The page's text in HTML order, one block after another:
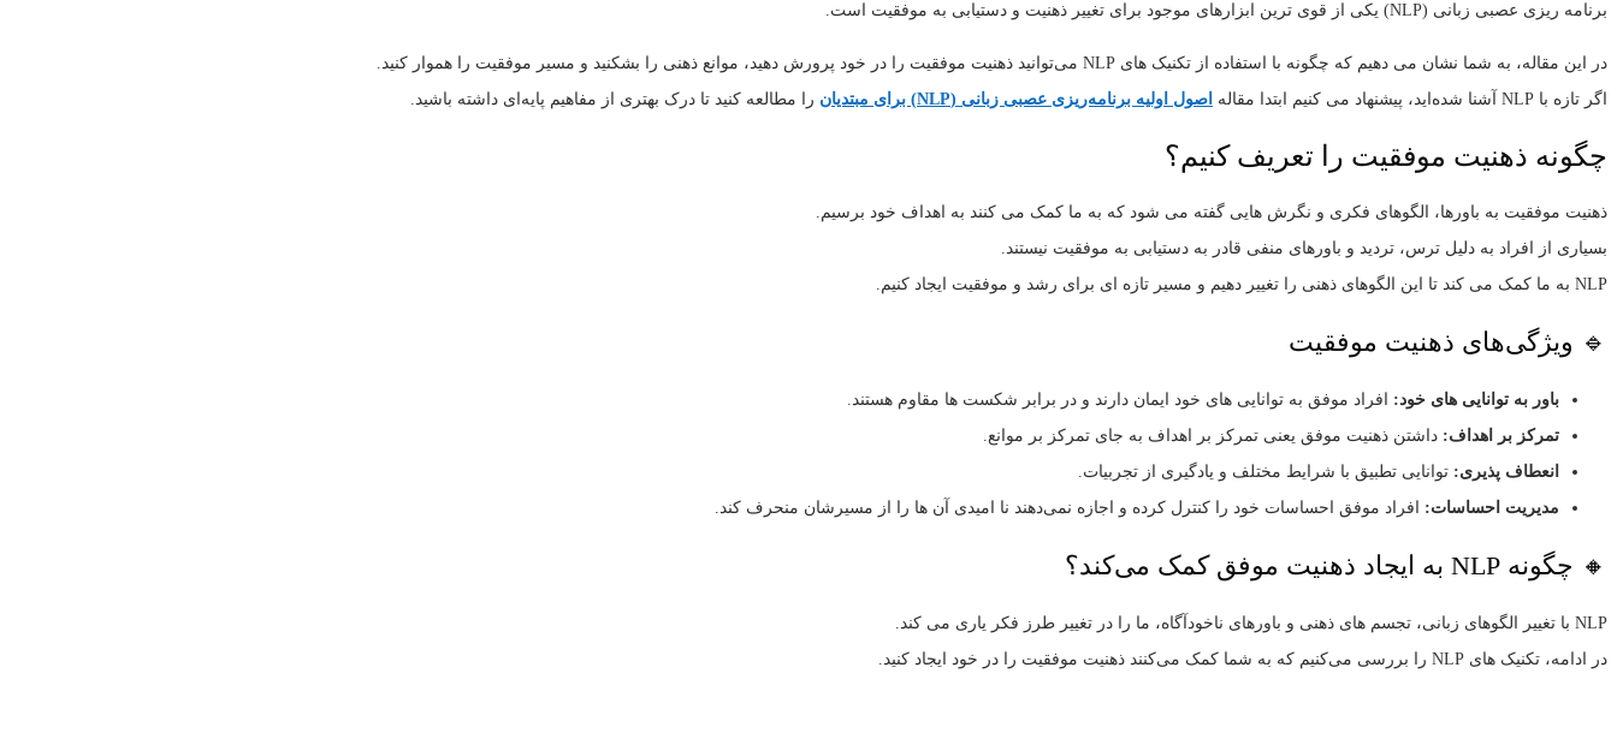
برنامه‌ ریزی عصبی زبانی (NLP) یکی از قوی‌ ترین ابزارهای موجود برای تغییر ذهنیت و دستیابی به موفقیت است.
در این مقاله، به شما نشان می‌ دهیم که چگونه با استفاده از تکنیک‌ های NLP می‌توانید ذهنیت موفقیت را در خود پرورش دهید، موانع ذهنی را بشکنید و مسیر موفقیت را هموار کنید.
اگر تازه با NLP آشنا شده‌اید، پیشنهاد می‌ کنیم ابتدا مقاله
اصول اولیه برنامه‌ریزی عصبی زبانی (NLP) برای مبتدیان را مطالعه کنید تا درک بهتری از مفاهیم پایه‌ای داشته باشید.
چگونه ذهنیت موفقیت را تعریف کنیم؟
ذهنیت موفقیت به باورها، الگوهای فکری و نگرش‌ هایی گفته می‌ شود که به ما کمک می‌ کنند به اهداف خود برسیم.
بسیاری از افراد به دلیل ترس، تردید و باورهای منفی قادر به دستیابی به موفقیت نیستند.
NLP به ما کمک می‌ کند تا این الگوهای ذهنی را تغییر دهیم و مسیر تازه‌ ای برای رشد و موفقیت ایجاد کنیم.
🔹 ویژگی‌های ذهنیت موفقیت
باور به توانایی‌ های خود: افراد موفق به توانایی‌ های خود ایمان دارند و در برابر شکست‌ ها مقاوم هستند.
تمرکز بر اهداف: داشتن ذهنیت موفق یعنی تمرکز بر اهداف به جای تمرکز بر موانع.
انعطاف‌ پذیری: توانایی تطبیق با شرایط مختلف و یادگیری از تجربیات.
مدیریت احساسات: افراد موفق احساسات خود را کنترل کرده و اجازه نمی‌دهند نا امیدی آن‌ ها را از مسیرشان منحرف کند.
🔸 چگونه NLP به ایجاد ذهنیت موفق کمک می‌کند؟
NLP با تغییر الگوهای زبانی، تجسم‌ های ذهنی و باورهای ناخودآگاه، ما را در تغییر طرز فکر یاری می‌ کند.
در ادامه، تکنیک‌ های NLP را بررسی می‌کنیم که به شما کمک می‌کنند ذهنیت موفقیت را در خود ایجاد کنید.